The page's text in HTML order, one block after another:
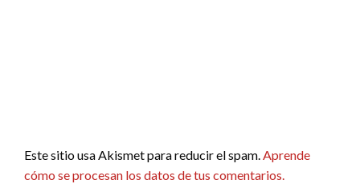
Este sitio usa Akismet para reducir el spam.Aprende
cómo se procesan los datos de tus comentarios.